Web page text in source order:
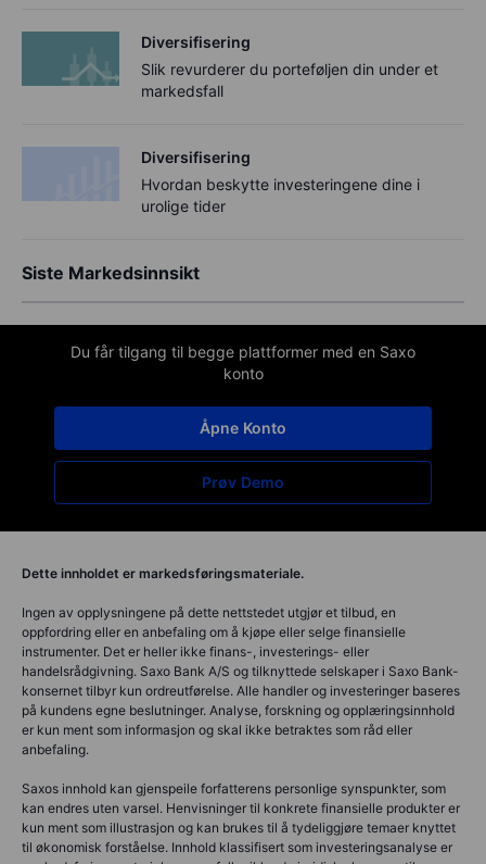
Diversifisering
Slik revurderer du porteføljen din under et
markedsfall
Diversifisering
Hvordan beskytte investeringene dine i
urolige tider
Siste Markedsinnsikt
Du får tilgang til begge plattformer med en Saxo
konto
Prøv Demo
Åpne Konto
Dette innholdet er markedsføringsmateriale.
Ingen av opplysningene på dette nettstedet utgjør et tilbud, en
oppfordring eller en anbefaling om å kjøpe eller selge finansielle
instrumenter. Det er heller ikke finans-, investerings- eller
handelsrådgivning. Saxo Bank A/S og tilknyttede selskaper i Saxo Bank-
konsernet tilbyr kun ordreutførelse. Alle handler og investeringer baseres
på kundens egne beslutninger. Analyse, forskning og opplæringsinnhold
er kun ment som informasjon og skal ikke betraktes som råd eller
anbefaling.
Saxos innhold kan gjenspeile forfatterens personlige synspunkter, som
kan endres uten varsel. Henvisninger til konkrete finansielle produkter er
kun ment som illustrasjon og kan brukes til å tydeliggjøre temaer knyttet
til økonomisk forståelse. Innhold klassifisert som investeringsanalyse er